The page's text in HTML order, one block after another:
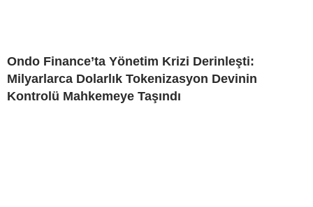
Ondo Finance’ta Yönetim Krizi Derinleşti:
Milyarlarca Dolarlık Tokenizasyon Devinin
Kontrolü Mahkemeye Taşındı